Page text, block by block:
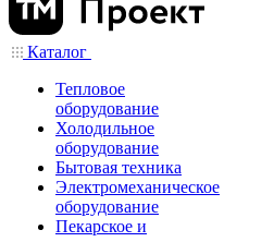
Каталог
Тепловое
оборудование
Холодильное
оборудование
Бытовая техника
Электромеханическое
оборудование
Пекарское и